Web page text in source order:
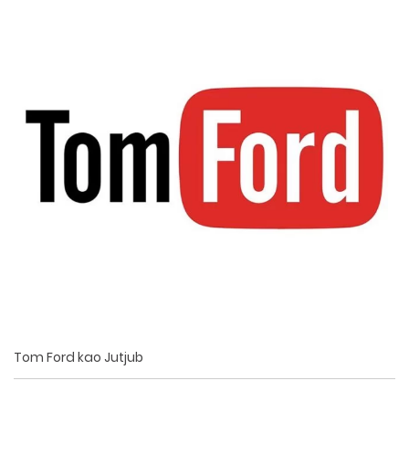
Tom Ford kao Jutjub